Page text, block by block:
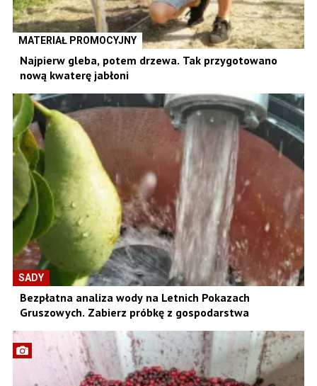
MATERIAŁ PROMOCYJNY
Najpierw gleba, potem drzewa. Tak przygotowano
nową kwaterę jabłoni
SADY
Bezpłatna analiza wody na Letnich Pokazach
Gruszowych. Zabierz próbkę z gospodarstwa